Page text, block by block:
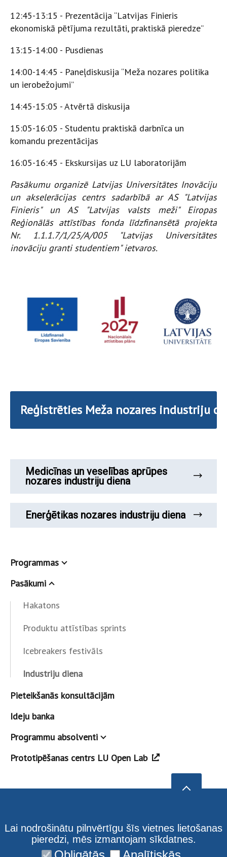
​12:45-13:15 - Prezentācija “Latvijas Finieris
ekonomiskā pētījuma rezultāti, praktiskā pieredze”
​13:15-14:00 - Pusdienas
​14:00-14:45 - Paneļdiskusija “Meža nozares politika
un ierobežojumi”
​14:45-15:05 - Atvērtā diskusija
​15:05-16:05 - Studentu praktiskā darbnīca un
komandu prezentācijas
​16:05-16:45 - Ekskursijas uz LU laboratorijām
Pasākumu organizē Latvijas Universitātes Inovāciju
un akselerācijas centrs sadarbībā ar AS "Latvijas
Finieris" un AS "Latvijas valsts meži" Eiropas
Reģionālās attīstības fonda līdzfinansētā projekta
Nr. 1.1.1.7/1/25/A/005 "Latvijas Universitātes
inovāciju granti studentiem" ietvaros.
Reģistrēties Meža nozares industriju
Medicīnas un veselības aprūpes
nozares industriju diena
Enerģētikas nozares industriju diena
Programmas
Pasākumi
Hakatons
Produktu attīstības sprints
Icebreakers festivāls
Industriju diena
Pieteikšanās konsultācijām
Ideju banka
Programmu absolventi
Prototipēšanas centrs LU Open Lab
Lai nodrošinātu pilnvērtīgu šīs vietnes lietošanas
pieredzi, mēs izmantojam sīkdatnes.